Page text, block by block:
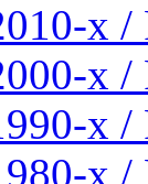
х /
х /
х /
х /